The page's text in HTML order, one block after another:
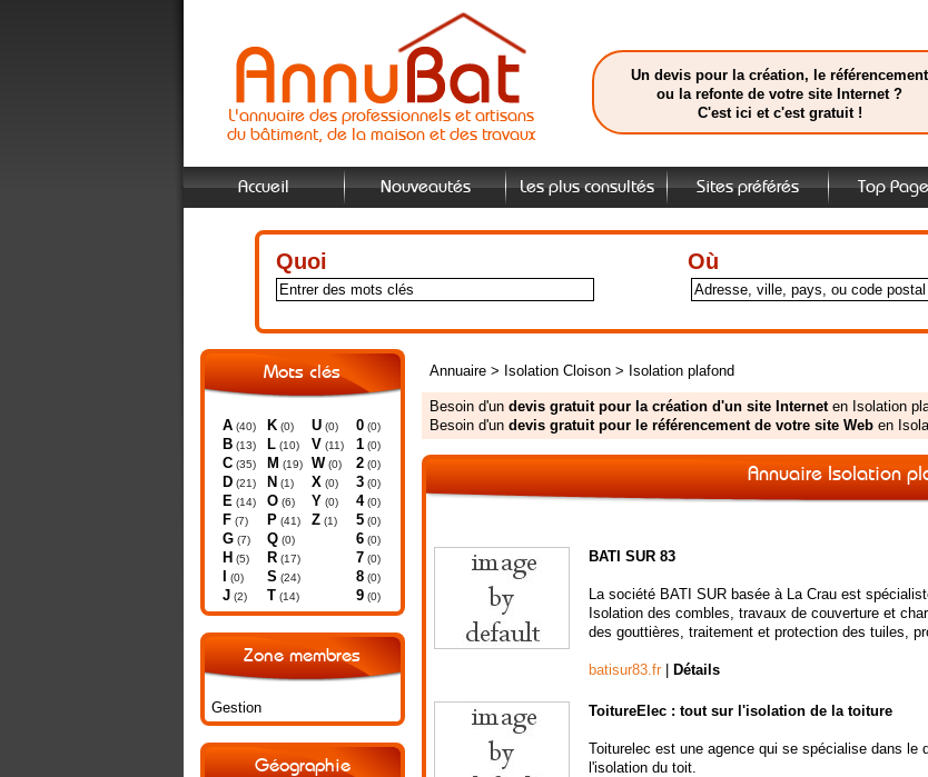
L'annuaire des professionnels et artisans
du bâtiment, de la maison et des travaux
Un devis pour la création, le référencement
ou la refonte de votre site Internet ?
C'est ici et c'est gratuit !
Accueil Nouveautés Les plus consultés Sites préférés Top
Quoi Où
Mots clés
A(40)
B(13)
C(35)
D(21)
E (14)
F(7)
G(7)
H (5)
(0)
J(2)
K(0)
L(10)
M (19)
N (1)
O(6)
P(41)
Q(0)
R(17)
S (24)
T (14)
U(0)
V (11)
W(0)
X (0)
Y (0)
Z(1)
0(0)
1(0)
2(0)
3(0)
4(0)
5(0)
6(0)
7(0)
8(0)
9(0)
Zone membres
Gestion
Géographie
Annuaire> Isolation Cloison > Isolation plafond
Besoin d'un devis gratuit pour la création d'un site Interneten Isolation
Besoin d'un devis gratuit pour le référencement de votre site Weben
Annuaire Isolation
BATI SUR 83
La société BATI SUR basée à La Crau est
Isolation des combles, travaux de couverture et
des gouttières, traitement et protection des tuiles,
batisur83.fr Détails
ToitureElec : tout sur l'isolation de la toiture
Toiturelec est une agence qui se spécialise dans le
l'isolation du toit.